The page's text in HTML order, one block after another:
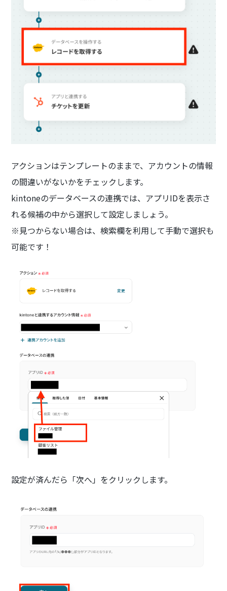
アクションはテンプレートのままで、アカウントの情報
の間違いがないかをチェックします。
kintoneのデータベースの連携では、アプリIDを表示さ
れる候補の中から選択して設定しましょう。
※見つからない場合は、検索欄を利用して手動で選択も
可能です！
設定が済んだら「次へ」をクリックします。